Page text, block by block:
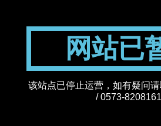
网站已
该站点已停止运营，如有疑问
/ 0573-